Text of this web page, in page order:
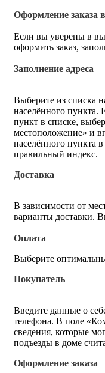
Оформление заказа
Если вы уверены в
оформить заказ,
Заполнение адреса
Выберите из списка
населённого
пункт в списке,
местоположение» и
населённого пункта
правильный индекс.
Доставка
В зависимости от
варианты доставки.
Оплата
Выберите
Покупатель
Введите данные о
телефона. В поле
сведения, которые
подъезды в доме
Оформление заказа